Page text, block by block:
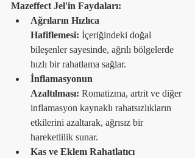
Mazeffect Jel'in Faydaları:
Ağrıların Hızlıca
Hafiflemesi: İçeriğindeki doğal
bileşenler sayesinde, ağrılı bölgelerde
hızlı bir rahatlama sağlar.
İnflamasyonun
Azaltılması: Romatizma, artrit ve diğer
inflamasyon kaynaklı rahatsızlıkların
etkilerini azaltarak, ağrısız bir
hareketlilik sunar.
Kas ve Eklem Rahatlatıcı